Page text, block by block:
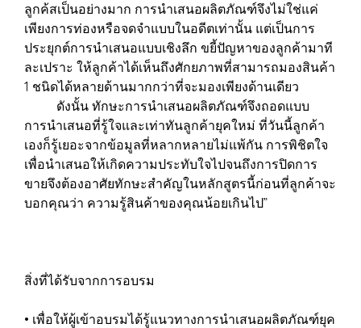
ลูกค้สเป็นอย่างมาก การนำเสนอผลิตภัณฑ์จึงไม่ใช่แค่
เพียงการท่องหรือจดจำแบบในอดีตเท่านั้น แต่เป็นการ
ประยุกต์การนำเสนอแบบเชิงลึก ขยี้ปัญหาของลูกค้ามาที
ละเปราะ ให้ลูกค้าได้เห็นถึงศักยภาพที่สามารถมองสินค้า
1 ชนิดได้หลายด้านมากกว่าที่จะมองเพียงด้านเดียว
ดังนั้น ทักษะการนำเสนอผลิตภัณฑ์จึงถอดแบบ
การนำเสนอที่รู้ใจและเท่าทันลูกค้ายุคใหม่ ที่วันนี้ลูกค้า
เองก็รู้เยอะจากข้อมูลที่หลากหลายไม่แพ้กัน การพิชิตใจ
เพื่อนำเสนอให้เกิดความประทับใจไปจนถึงการปิดการ
ขายจึงต้องอาศัยทักษะสำคัญในหลักสูตรนี้ก่อนที่ลูกค้าจะ
บอกคุณว่า ความรู้สินค้าของคุณน้อยเกินไป”
สิ่งที่ได้รับจากการอบรม
• เพื่อให้ผู้เข้าอบรมได้รู้แนวทางการนำเสนอผลิตภัณฑ์ยุค